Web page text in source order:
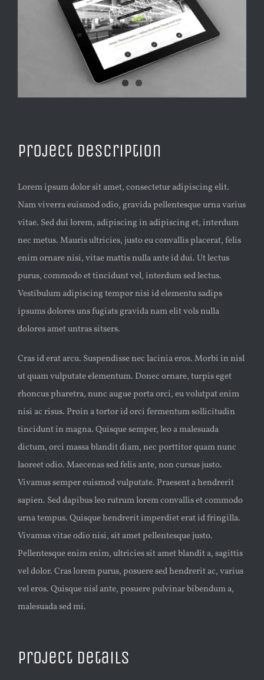
Project Description
Lorem ipsum dolor sit amet, consectetur adipiscing elit.
Nam viverra euismod odio, gravida pellentesque urna varius
vitae. Sed dui lorem, adipiscing in adipiscing et, interdum
nec metus. Mauris ultricies, justo eu convallis placerat, felis
enim ornare nisi, vitae mattis nulla ante id dui. Ut lectus
purus, commodo et tincidunt vel, interdum sed lectus.
Vestibulum adipiscing tempor nisi id elementu sadips
ipsums dolores uns fugiats gravida nam elit vols nulla
dolores amet untras sitsers.
Cras id erat arcu. Suspendisse nec lacinia eros. Morbi in nisl
ut quam vulputate elementum. Donec ornare, turpis eget
rhoncus pharetra, nunc augue porta orci, eu volutpat enim
nisi ac risus. Proin a tortor id orci fermentum sollicitudin
tincidunt in magna. Quisque semper, leo a malesuada
dictum, orci massa blandit diam, nec porttitor quam nunc
laoreet odio. Maecenas sed felis ante, non cursus justo.
Vivamus semper euismod vulputate. Praesent a hendrerit
sapien. Sed dapibus leo rutrum lorem convallis et commodo
urna tempus. Quisque hendrerit imperdiet erat id fringilla.
Vivamus vitae odio nisi, sit amet pellentesque justo.
Pellentesque enim enim, ultricies sit amet blandit a, sagittis
vel dolor. Cras lorem purus, posuere sed hendrerit ac, varius
vel eros. Quisque nisl ante, posuere pulvinar bibendum a,
malesuada sed mi.
Project Details